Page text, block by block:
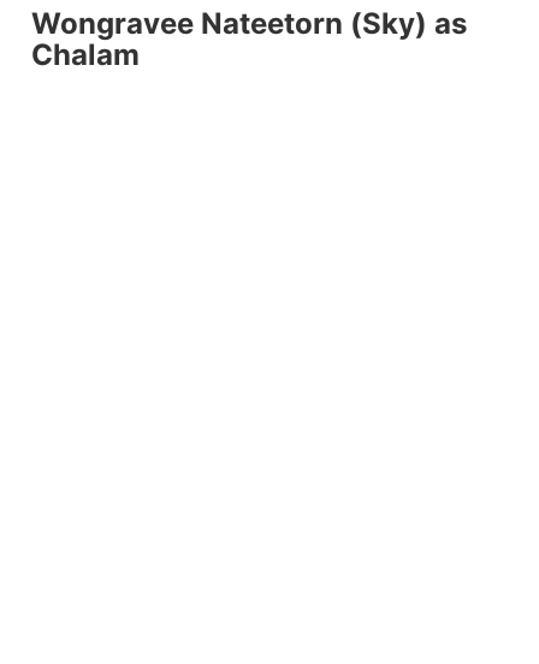
Wongravee Nateetorn (Sky) as
Chalam